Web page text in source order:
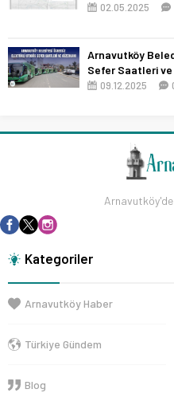
02.05.2025
Arnavutköy
Sefer Saatleri ve
09.12.2025
Arnavutköy'de
Kategoriler
Arnavutköy Haber
Türkiye Gündem
Blog